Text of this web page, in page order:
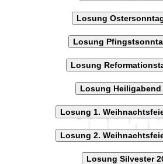
Losung
Losung
Losung
Losung Heiligabend
Losung 1.
Losung 2.
Losung Silvester